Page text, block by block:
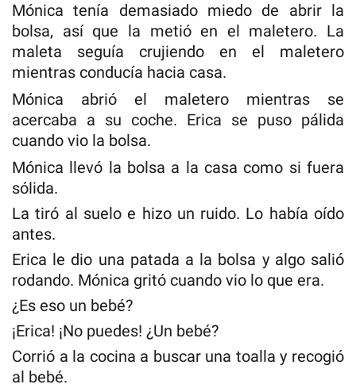
Mónica tenía demasiado miedo de abrir la
bolsa, así que la metió en el maletero. La
maleta seguía crujiendo en el maletero
mientras conducía hacia casa.
Mónica abrió el maletero mientras se
acercaba a su coche. Erica se puso pálida
cuando vio la bolsa.
Mónica llevó la bolsa a la casa como si fuera
sólida.
La tiró al suelo e hizo un ruido. Lo había oído
antes.
Erica le dio una patada a la bolsa y algo salió
rodando. Mónica gritó cuando vio lo que era.
¿Es eso un bebé?
¡Erica! ¡No puedes! ¿Un bebé?
Corrió a la cocina a buscar una toalla y recogió
al bebé.